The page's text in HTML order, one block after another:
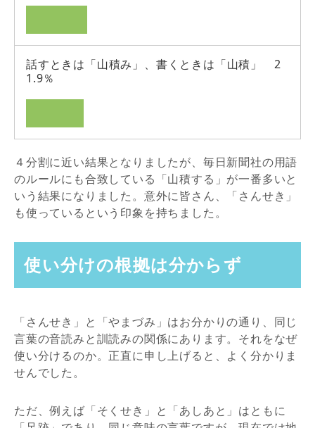
話すときは「山積み」、書くときは「山積」 2
1.9％
４分割に近い結果となりましたが、毎日新聞社の用語
のルールにも合致している「山積する」が一番多いと
いう結果になりました。意外に皆さん、「さんせき」
も使っているという印象を持ちました。
使い分けの根拠は分からず
「さんせき」と「やまづみ」はお分かりの通り、同じ
言葉の音読みと訓読みの関係にあります。それをなぜ
使い分けるのか。正直に申し上げると、よく分かりま
せんでした。
ただ、例えば「そくせき」と「あしあと」はともに